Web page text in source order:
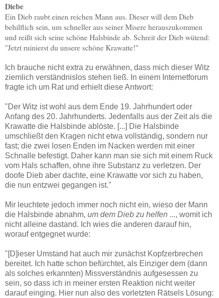
Diebe
Ein Dieb raubt einen reichen Mann aus. Dieser will dem Dieb
behilflich sein, um schneller aus seiner Misere herauszukommen
und reißt sich seine schöne Halsbinde ab. Schreit der Dieb wütend:
"Jetzt ruinierst du unsere schöne Krawatte!"
Ich brauche nicht extra zu erwähnen, dass mich dieser Witz
ziemlich verständnislos stehen ließ. In einem Internetforum
fragte ich um Rat und erhielt diese Antwort:
"Der Witz ist wohl aus dem Ende 19. Jahrhundert oder
Anfang des 20. Jahrhunderts. Jedenfalls aus der Zeit als die
Krawatte die Halsbinde ablöste. [...] Die Halsbinde
umschließt den Kragen nicht etwa vollständig, sondern nur
fast; die zwei losen Enden im Nacken werden mit einer
Schnalle befestigt. Daher kann man sie sich mit einem Ruck
vom Hals schaffen, ohne ihre Substanz zu verletzen. Der
doofe Dieb aber dachte, eine Krawatte vor sich zu haben,
die nun entzwei gegangen ist."
Mir leuchtete jedoch immer noch nicht ein, wieso der Mann
die Halsbinde abnahm, um dem Dieb zu helfen ..., womit ich
nicht alleine dastand. Ich wies die anderen darauf hin,
worauf entgegnet wurde:
"[D]ieser Umstand hat auch mir zunächst Kopfzerbrechen
bereitet. Ich hatte schon befürchtet, als Einziger dem (dann
als solches erkannten) Missverständnis aufgesessen zu
sein, so dass ich in meiner ersten Reaktion nicht weiter
darauf einging. Hier nun also des vorletzten Rätsels Lösung: